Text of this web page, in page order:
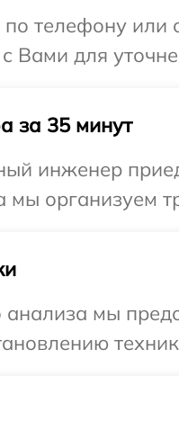
телефону или
Вами для
за 35 минут
инженер
мы организуем
анализа мы